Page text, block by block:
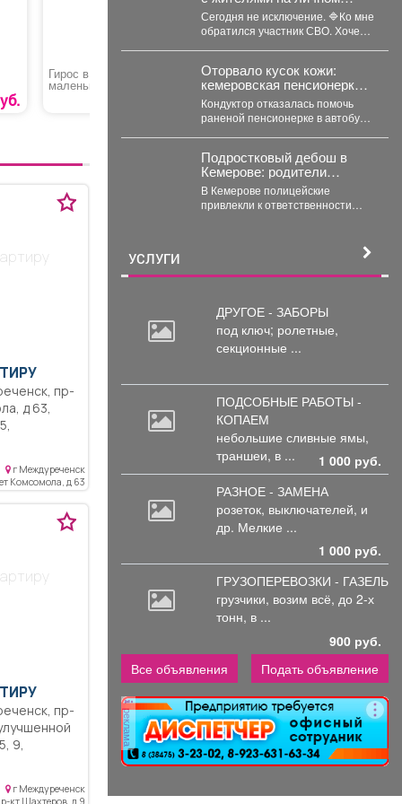
Гирос в лаваше
маленький
CAM-Модуль + карта
доступа
3500 руб.
д 63,
окна,
не
и
школы
г Междуреченск
Комсомола, д 63
г Междуреченск
кт Шахтеров, д 9
приёме.
Сегодня не исключение. 🔷Ко мне
обратился участник СВО. Хочет
Оторвало кусок кожи:
кемеровская пенсионерка
истекала кровью в
автобусе
Кондуктор отказалась помочь
раненой пенсионерке в автобусе
Следственный комитет...
Подростковый дебош в
Кемерове: родители
ответят за ночные
похождения детей
В Кемерове полицейские
привлекли к ответственности
УСЛУГИ
ДРУГОЕ - ЗАБОРЫ
под ключ; ролетные,
секционные ...
ПОДСОБНЫЕ РАБОТЫ -
КОПАЕМ
небольшие сливные ямы,
траншеи, в ...
1 000 руб.
РАЗНОЕ - ЗАМЕНА
розеток, выключателей, и
др. Мелкие ...
1 000 руб.
ГРУЗОПЕРЕВОЗКИ - ГАЗЕЛЬ
грузчики, возим всё, до 2-х
тонн, в ...
900 руб.
Все объявления
Подать объявление
реклама